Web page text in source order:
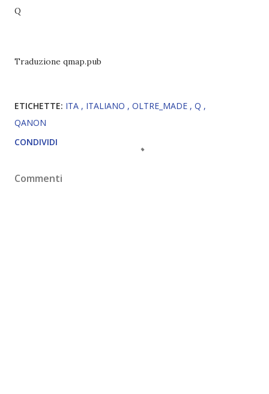
Q
Traduzione qmap.pub
ETICHETTE: ITA ITALIANO OLTRE_MADE
Q
QANON
CONDIVIDI
Commenti